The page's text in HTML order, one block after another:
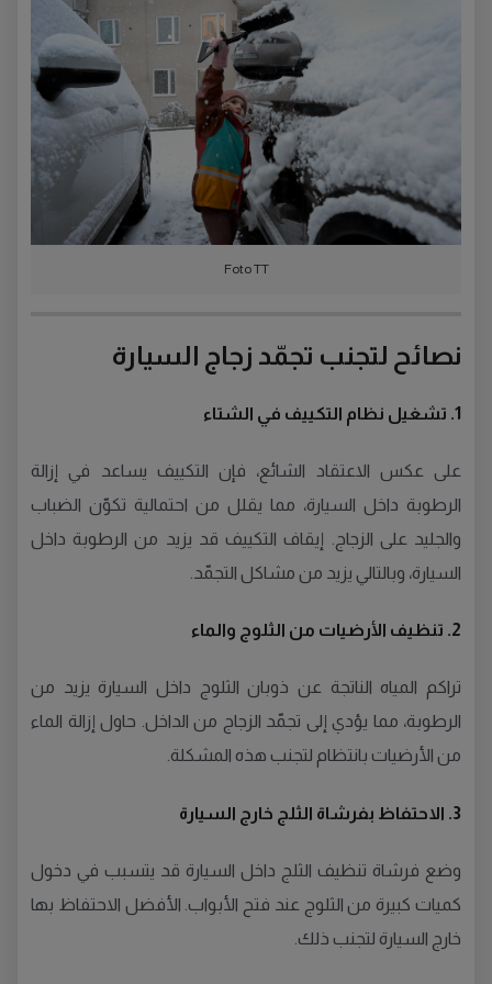
Foto TT
نصائح لتجنب تجمّد زجاج السيارة
1. تشغيل نظام التكييف في الشتاء
على عكس الاعتقاد الشائع، فإن التكييف يساعد في إزالة
الرطوبة داخل السيارة، مما يقلل من احتمالية تكوّن الضباب
والجليد على الزجاج. إيقاف التكييف قد يزيد من الرطوبة داخل
السيارة، وبالتالي يزيد من مشاكل التجمّد.
2. تنظيف الأرضيات من الثلوج والماء
تراكم المياه الناتجة عن ذوبان الثلوج داخل السيارة يزيد من
الرطوبة، مما يؤدي إلى تجمّد الزجاج من الداخل. حاول إزالة الماء
من الأرضيات بانتظام لتجنب هذه المشكلة.
3. الاحتفاظ بفرشاة الثلج خارج السيارة
وضع فرشاة تنظيف الثلج داخل السيارة قد يتسبب في دخول
كميات كبيرة من الثلوج عند فتح الأبواب. الأفضل الاحتفاظ بها
خارج السيارة لتجنب ذلك.